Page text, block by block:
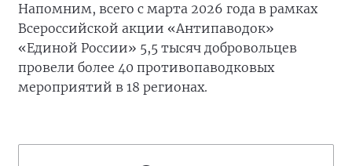
Напомним, всего с марта 2026 года в рамках
Всероссийской акции «Антипаводок»
«Единой России» 5,5 тысяч добровольцев
провели более 40 противопаводковых
мероприятий в 18 регионах.